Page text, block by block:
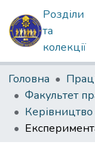
Розділи
та
колекції
Головна